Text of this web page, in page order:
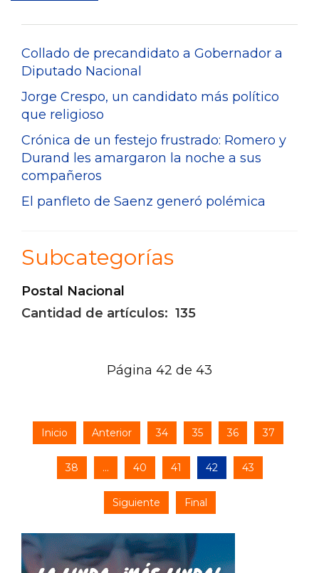
Collado de precandidato a Gobernador a
Diputado Nacional
Jorge Crespo, un candidato más político
que religioso
Crónica de un festejo frustrado: Romero y
Durand les amargaron la noche a sus
compañeros
El panfleto de Saenz generó polémica
Subcategorías
Postal Nacional
Cantidad de artículos: 135
Página 42 de 43
Inicio Anterior 34 35 36 37
38 ... 40 41 42 43
Siguiente Final